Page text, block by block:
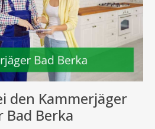
den Kammerjäger
Bad Berka